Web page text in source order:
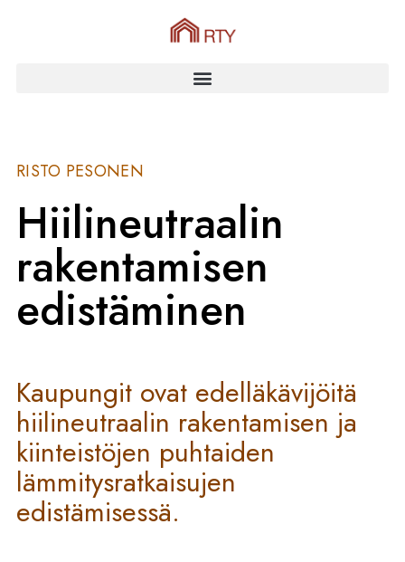
RISTO PESONEN
Hiilineutraalin
rakentamisen
edistäminen
Kaupungit ovat edelläkävijöitä
hiilineutraalin rakentamisen ja
kiinteistöjen puhtaiden
lämmitysratkaisujen
edistämisessä.